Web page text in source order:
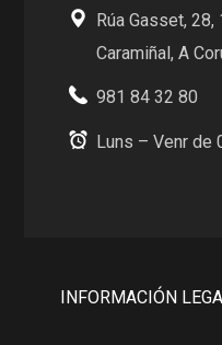
Rúa Gasset,
Caramiñal, A
981 84 32 80
Luns – Venr de
INFORMACIÓN